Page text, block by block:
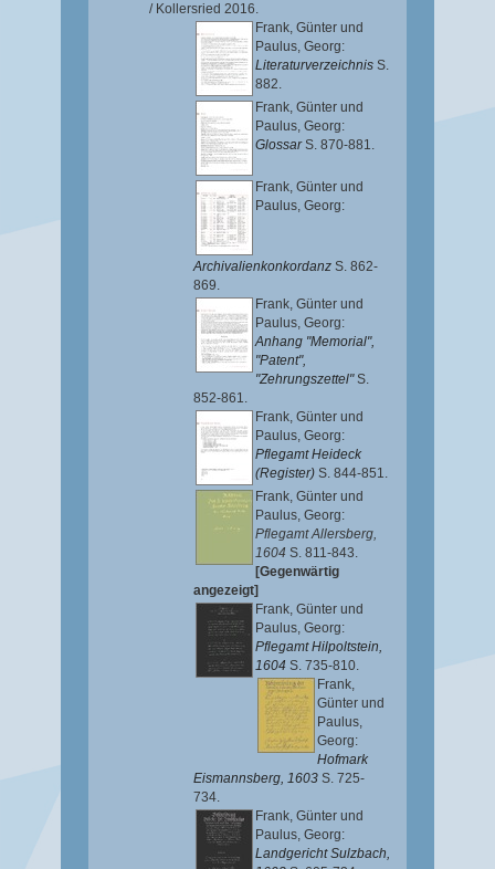
/ Kollersried 2016.
Frank, Günter und
Paulus, Georg:
Literaturverzeichnis S.
882.
Frank, Günter und
Paulus, Georg:
GlossarS. 870-881.
Frank, Günter und
Paulus, Georg:
Archivalienkonkordanz S. 862-
869.
Frank, Günter und
Paulus, Georg:
Anhang "Memorial",
"Patent",
"Zehrungszettel"S.
852-861.
Frank, Günter und
Paulus, Georg:
Pflegamt Heideck
(Register) S. 844-851.
Frank, Günter und
Paulus, Georg:
Pflegamt Allersberg,
1604 S. 811-843.
[Gegenwärtig
angezeigt]
Frank, Günter und
Paulus, Georg:
Pflegamt Hilpoltstein,
1604 S. 735-810.
Frank,
Günter und
Paulus,
Georg:
Hofmark
Eismannsberg, 1603 S. 725-
734.
Frank, Günter und
Paulus, Georg:
Landgericht Sulzbach,